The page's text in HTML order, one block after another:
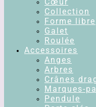
Collection
Forme libre
Galet
Roulée
Accessoires
Anges
Arbres
Crânes
Marques-
Pendule